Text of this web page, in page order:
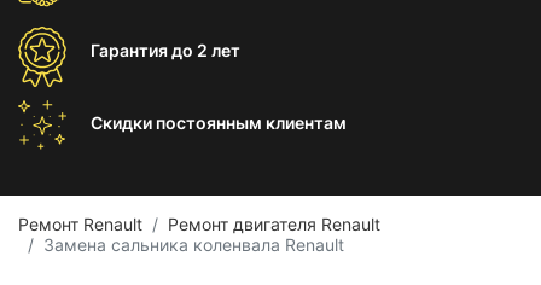
Гарантиядо 2 лет
Скидки постоянным клиентам
Ремонт Renault
Ремонт двигателя Renault
Замена сальника коленвала Renault